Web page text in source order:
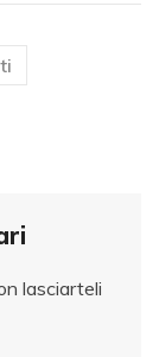
lasciarteli